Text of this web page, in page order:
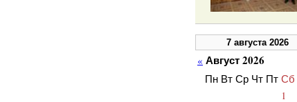
7 августа 2026
« Август 2026
Пн Вт Ср Чт Пт Сб
1